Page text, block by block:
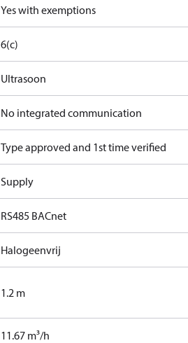
Yes with exemptions
6(c)
Ultrasoon
No integrated communication
Type approved and 1st time verified
Supply
RS485 BACnet
Halogeenvrij
1.2 m
11.67 m³/h